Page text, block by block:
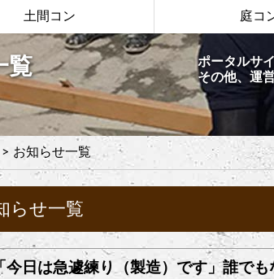
土間コン 庭コ
覧
ポータルサ
その他、運
お知らせ一覧
らせ一覧
今日は急遽練り（製造）です」誰で